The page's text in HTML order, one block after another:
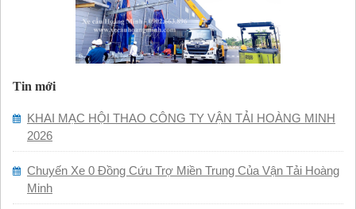
Tin mới
KHAI MẠC HỘI THAO CÔNG TY VẬN TẢI HOÀNG MINH
2026
Chuyến Xe 0 Đồng Cứu Trợ Miền Trung Của Vận Tải Hoàng
Minh